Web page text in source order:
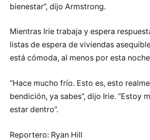
bienestar”, dijo Armstrong.
Mientras Irie trabaja y espera
listas de espera de viviendas
está cómoda, al menos por esta
“Hace mucho frío. Esto es, esto
bendición, ya sabes”, dijo Irie. “Estoy
estar dentro”.
Reportero: Ryan Hill